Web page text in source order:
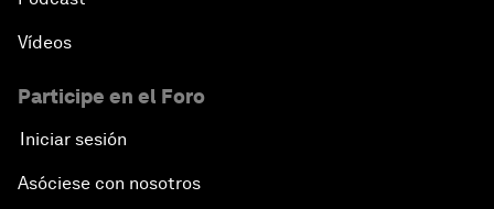
Vídeos
Participe en el Foro
Iniciar sesión
Asóciese con nosotros